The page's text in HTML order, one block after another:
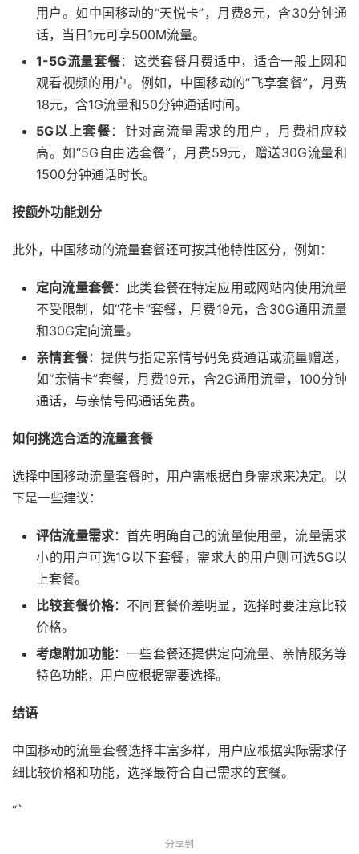
用户。如中国移动的“天悦卡”，月费8元，含30分钟通
话，当日1元可享500M流量。
1-5G流量套餐：这类套餐月费适中，适合一般上网和
观看视频的用户。例如，中国移动的“飞享套餐”，月费
18元，含1G流量和50分钟通话时间。
5G以上套餐 ：针对高流量需求的用户，月费相应较
高。如“5G自由选套餐”，月费59元，赠送30G流量和
1500分钟通话时长。
按额外功能划分
此外，中国移动的流量套餐还可按其他特性区分，例如：
定向流量套餐：此类套餐在特定应用或网站内使用流量
不受限制，如“花卡”套餐，月费19元，含30G通用流量
和30G定向流量。
亲情套餐：提供与指定亲情号码免费通话或流量赠送，
如“亲情卡”套餐，月费19元，含2G通用流量，100分钟
通话，与亲情号码通话免费。
如何挑选合适的流量套餐
选择中国移动流量套餐时，用户需根据自身需求来决定。以
下是一些建议：
评估流量需求：首先明确自己的流量使用量，流量需求
小的用户可选1G以下套餐，需求大的用户则可选5G以
上套餐。
比较套餐价格：不同套餐价差明显，选择时要注意比较
价格。
考虑附加功能：一些套餐还提供定向流量、亲情服务等
特色功能，用户应根据需要选择。
结语
中国移动的流量套餐选择丰富多样，用户应根据实际需求仔
细比较价格和功能，选择最符合自己需求的套餐。
“`
分享到